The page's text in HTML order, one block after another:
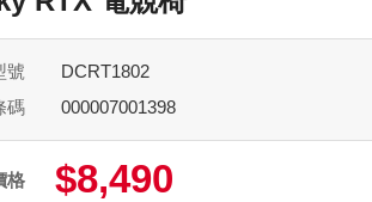
號
DCRT1802
碼
000007001398
格 $8,490